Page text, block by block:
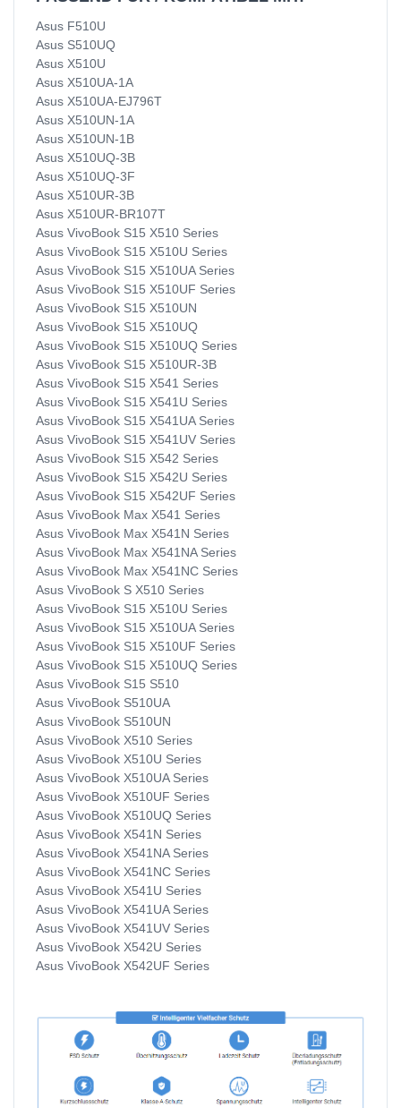
Asus F510U
Asus S510UQ
Asus X510U
Asus X510UA-1A
Asus X510UA-EJ796T
Asus X510UN-1A
Asus X510UN-1B
Asus X510UQ-3B
Asus X510UQ-3F
Asus X510UR-3B
Asus X510UR-BR107T
Asus VivoBook S15 X510 Series
Asus VivoBook S15 X510U Series
Asus VivoBook S15 X510UA Series
Asus VivoBook S15 X510UF Series
Asus VivoBook S15 X510UN
Asus VivoBook S15 X510UQ
Asus VivoBook S15 X510UQ Series
Asus VivoBook S15 X510UR-3B
Asus VivoBook S15 X541 Series
Asus VivoBook S15 X541U Series
Asus VivoBook S15 X541UA Series
Asus VivoBook S15 X541UV Series
Asus VivoBook S15 X542 Series
Asus VivoBook S15 X542U Series
Asus VivoBook S15 X542UF Series
Asus VivoBook Max X541 Series
Asus VivoBook Max X541N Series
Asus VivoBook Max X541NA Series
Asus VivoBook Max X541NC Series
Asus VivoBook S X510 Series
Asus VivoBook S15 X510U Series
Asus VivoBook S15 X510UA Series
Asus VivoBook S15 X510UF Series
Asus VivoBook S15 X510UQ Series
Asus VivoBook S15 S510
Asus VivoBook S510UA
Asus VivoBook S510UN
Asus VivoBook X510 Series
Asus VivoBook X510U Series
Asus VivoBook X510UA Series
Asus VivoBook X510UF Series
Asus VivoBook X510UQ Series
Asus VivoBook X541N Series
Asus VivoBook X541NA Series
Asus VivoBook X541NC Series
Asus VivoBook X541U Series
Asus VivoBook X541UA Series
Asus VivoBook X541UV Series
Asus VivoBook X542U Series
Asus VivoBook X542UF Series